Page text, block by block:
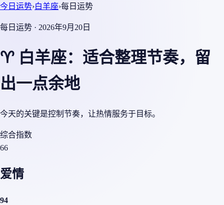
今日运势›白羊座›每日运势
每日运势 · 2026年9月20日
♈ 白羊座：适合整理节奏，留
出一点余地
今天的关键是控制节奏，让热情服务于目标。
综合指数
66
爱情
94